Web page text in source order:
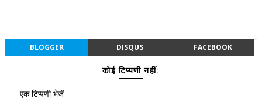
BLOGGER DISQUS FACEBOOK
कोई टिप्पणी नहीं:
एक टिप्पणी भेजें